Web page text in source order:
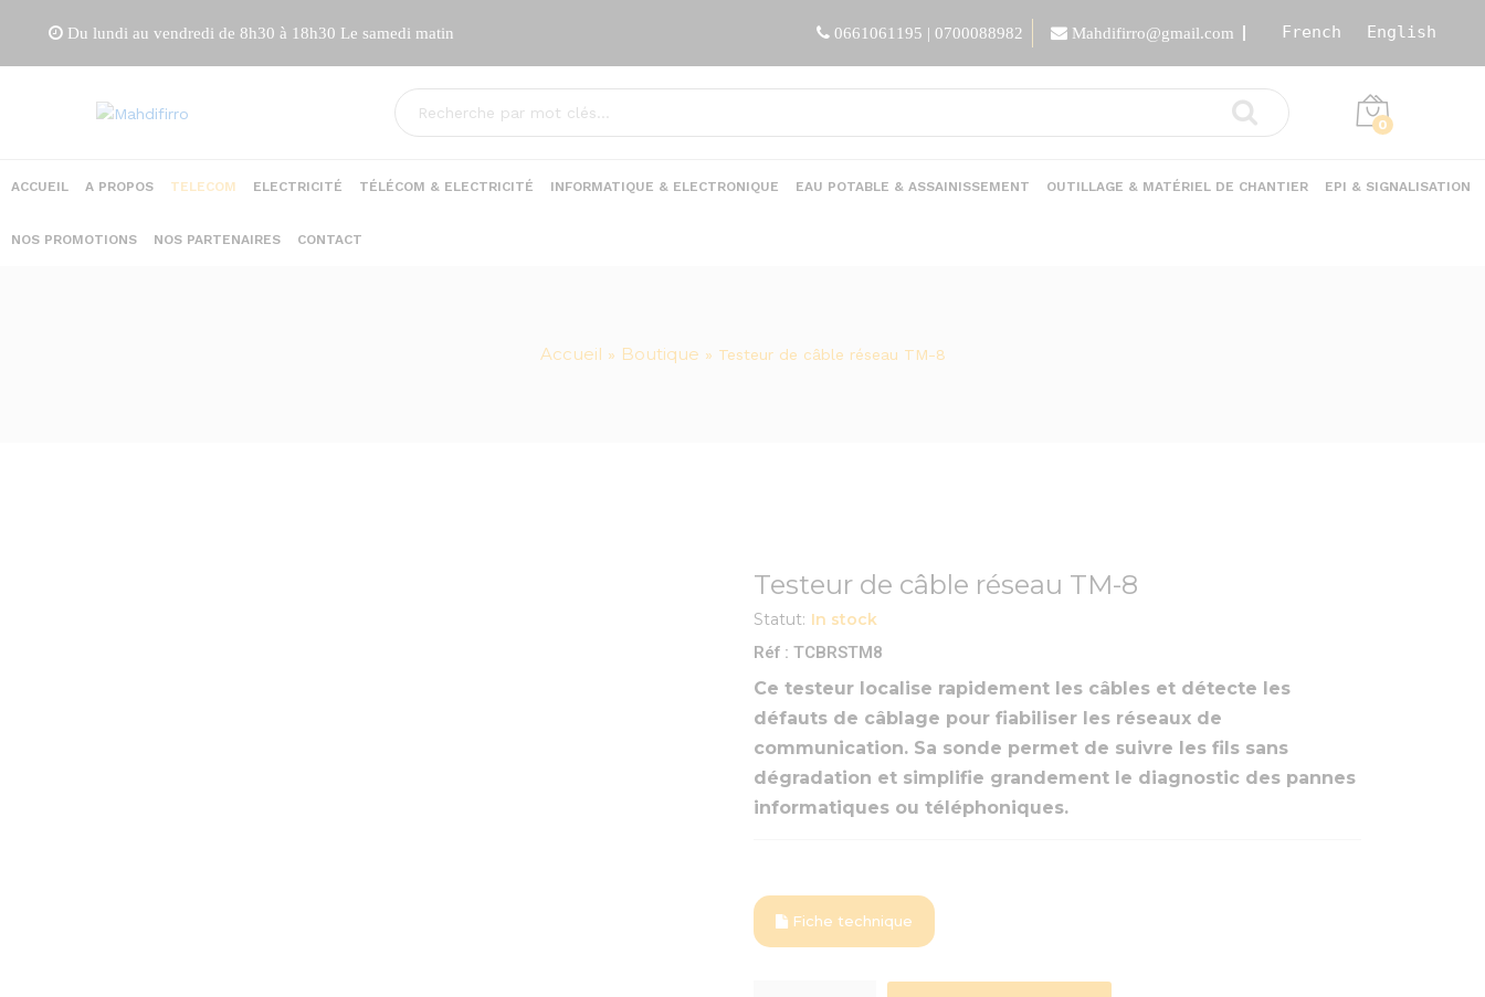
Du lundi au vendredi de 8h30 à 18h30 Le samedi matin 0661061195 | 0700088982 Mahdifirro@gmail.com French English
0
ACCUEIL A PROPOS TELECOM ELECTRICITÉ TÉLÉCOM & ELECTRICITÉ INFORMATIQUE & ELECTRONIQUE EAU POTABLE & ASSAINISSEMENT OUTILLAGE & MATÉRIEL DE CHANTIER EPI & SIGNALISATION
NOS PROMOTIONS NOS PARTENAIRES CONTACT
Accueil » Boutique » Testeur de câble réseau TM-8
Testeur de câble réseau TM-8
Statut: In stock
Réf : TCBRSTM8
Ce testeur localise rapidement les câbles et détecte les
défauts de câblage pour fiabiliser les réseaux de
communication. Sa sonde permet de suivre les fils sans
dégradation et simplifie grandement le diagnostic des pannes
informatiques ou téléphoniques.
Fiche technique